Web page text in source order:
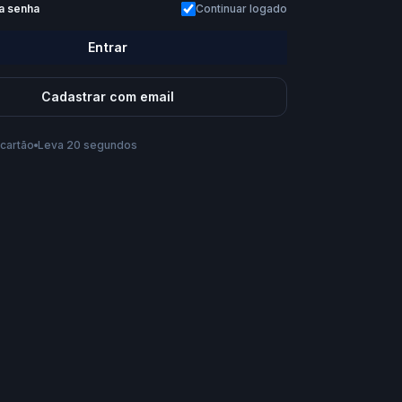
senha Continuar logado
Entrar
Cadastrar com email
te chamar?
Leva 20 segundos